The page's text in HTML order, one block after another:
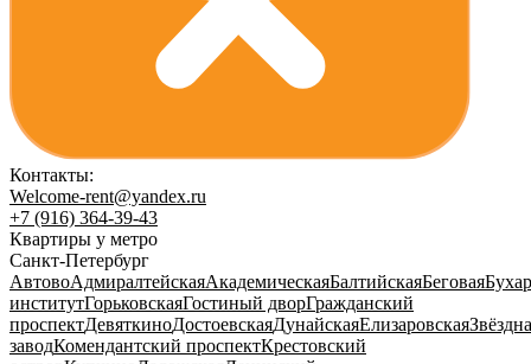
Контакты:
Welcome-rent@yandex.ru
+7 (916) 364-39-43
Квартиры у метро
Санкт-Петербург
АвтовоАдмиралтейскаяАкадемическаяБалтийскаяБеговая
институтГорьковскаяГостиный дворГражданский
проспектДевяткиноДостоевскаяДунайскаяЕлизаровская
заводКомендантский проспектКрестовский